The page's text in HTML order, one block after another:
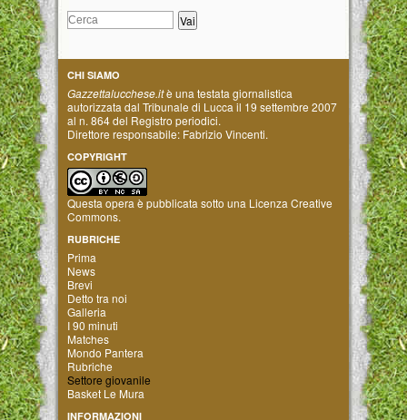
CHI SIAMO
Gazzettalucchese.itè una testata giornalistica
autorizzata dal Tribunale di Lucca il 19 settembre 2007
al n. 864 del Registro periodici.
Direttore responsabile: Fabrizio Vincenti.
COPYRIGHT
Questa opera è pubblicata sotto una Licenza Creative
Commons.
RUBRICHE
Prima
News
Brevi
Detto tra noi
Galleria
I 90 minuti
Matches
Mondo Pantera
Rubriche
Settore giovanile
Basket Le Mura
INFORMAZIONI